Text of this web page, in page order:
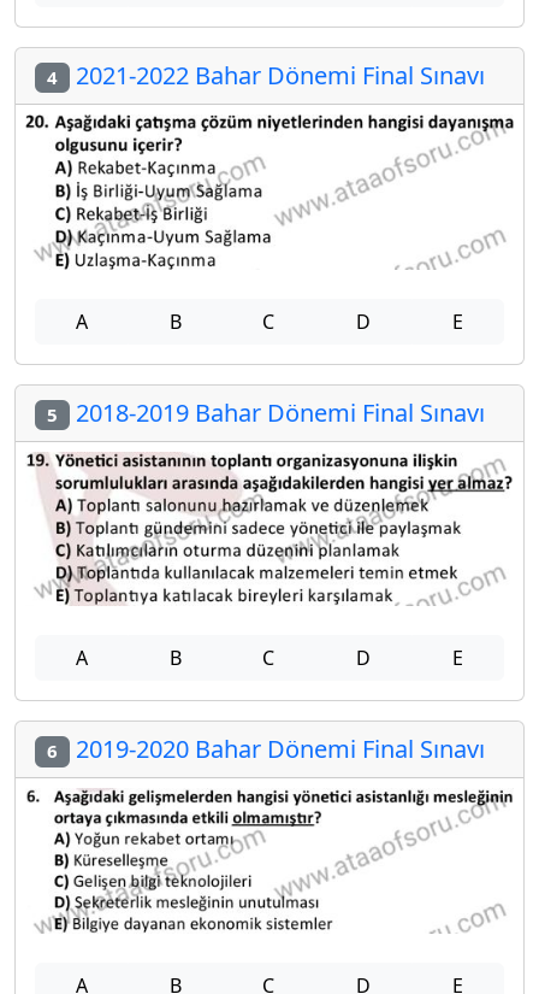
4 2021-2022 Bahar Dönemi Final Sınavı
A B C D E
5 2018-2019 Bahar Dönemi Final Sınavı
A B C D E
6 2019-2020 Bahar Dönemi Final Sınavı
A B C D E